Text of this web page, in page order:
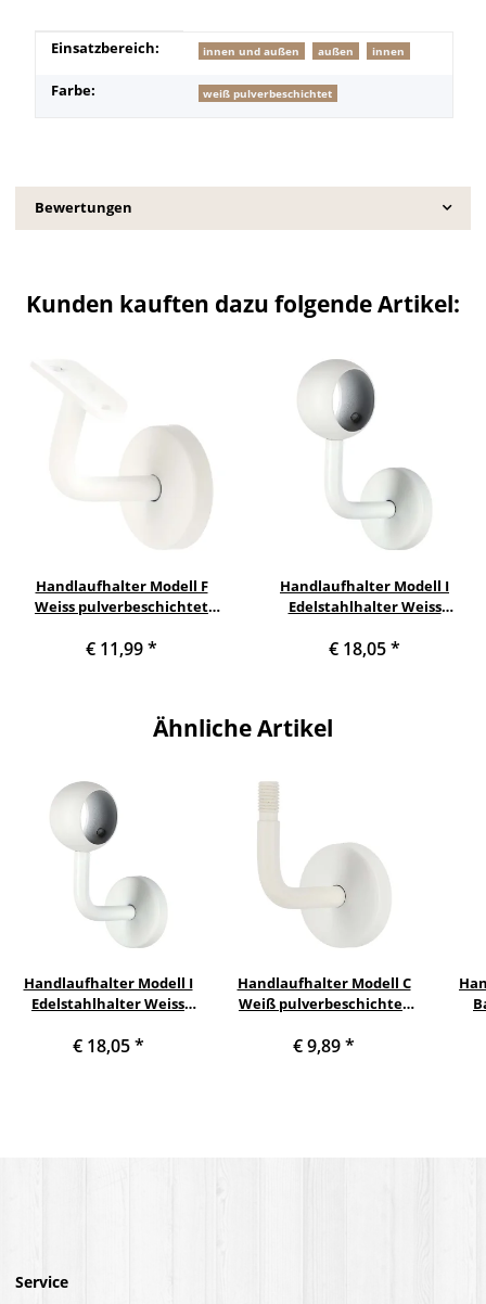
Produkteigenschaft
Wert
Einsatzbereich: innen und außen außen innen
Farbe: weiß pulverbeschichtet
Bewertungen
Kunden kauften dazu folgende Artikel:
Handlaufhalter Modell F
Weiss pulverbeschichtet
€ 11,99*
Handlaufhalter Modell I
Edelstahlhalter Weiss
mit Kugelring Ø 42,4 mm
€ 18,05*
Ähnliche Artikel
Handlaufhalter Modell I
Edelstahlhalter Weiss
gewinkelt mit Kugelring Ø
€ 18,05*
Handlaufhalter Modell C
Weiß pulverbeschichtet
M12 für Holzhandlauf
€ 9,89*
Service